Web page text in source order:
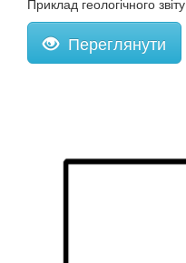
Приклад геологічного звіту
Переглянути